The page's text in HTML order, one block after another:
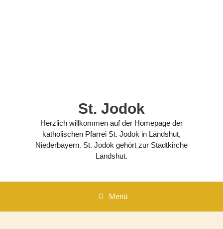
St. Jodok
Herzlich willkommen auf der Homepage der
katholischen Pfarrei St. Jodok in Landshut,
Niederbayern. St. Jodok gehört zur Stadtkirche
Landshut.
Menü